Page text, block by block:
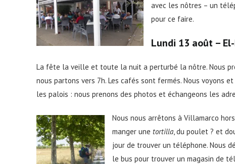
avec les nôtres – un
pour ce faire.
Lundi 13 août – El-
La fête la veille et toute la nuit a perturbé la nôtre. Nous
nous partons vers 7h. Les cafés sont fermés. Nous voyons
les palois : nous prenons des photos et échangeons les
Nous nous arrêtons à Villamarco
manger une tortilla, du poulet ? et
jour de trouver un téléphone. Nous
le bus pour trouver un magasin de